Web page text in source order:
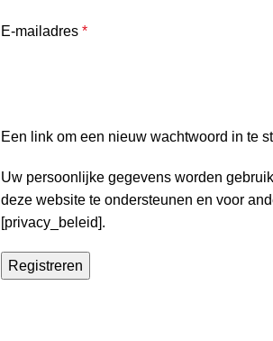
E-mailadres *
Een link om een nieuw wachtwoord in te
Uw persoonlijke gegevens worden
deze website te ondersteunen en voor
[privacy_beleid].
Registreren